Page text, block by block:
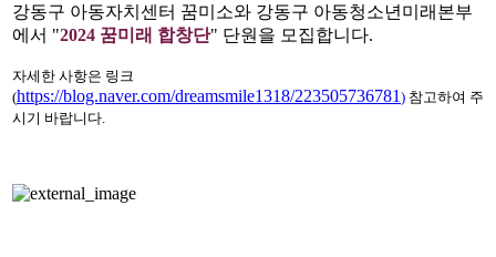
강동구 아동자치센터 꿈미소와 강동구 아동청소년미래본부
에서 "2024 꿈미 래 합창단" 단원을 모집합니다.
자세한 사항은 링크
(https://blog.naver.com/dreamsmile1318/223505736781 ) 참고하여 주
시기 바랍니다.